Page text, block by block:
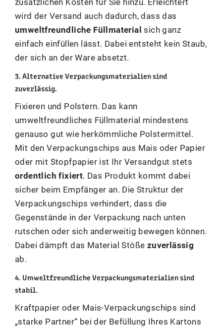
wird der Versand auch dadurch, dass das
umweltfreundliche Füllmaterial sich ganz
einfach einfüllen lässt. Dabei entsteht kein Staub,
der sich an der Ware absetzt.
3. Alternative Verpackungsmaterialien sind
zuverlässig.
Fixieren und Polstern. Das kann
umweltfreundliches Füllmaterial mindestens
genauso gut wie herkömmliche Polstermittel.
Mit den Verpackungschips aus Mais oder Papier
oder mit Stopfpapier ist Ihr Versandgut stets
ordentlich fixiert. Das Produkt kommt dabei
sicher beim Empfänger an. Die Struktur der
Verpackungschips verhindert, dass die
Gegenstände in der Verpackung nach unten
rutschen oder sich anderweitig bewegen können.
Dabei dämpft das Material Stöße zuverlässig
ab.
4. Umweltfreundliche Verpackungsmaterialien sind
stabil.
Kraftpapier oder Mais-Verpackungschips sind
„starke Partner“ bei der Befüllung Ihres Kartons